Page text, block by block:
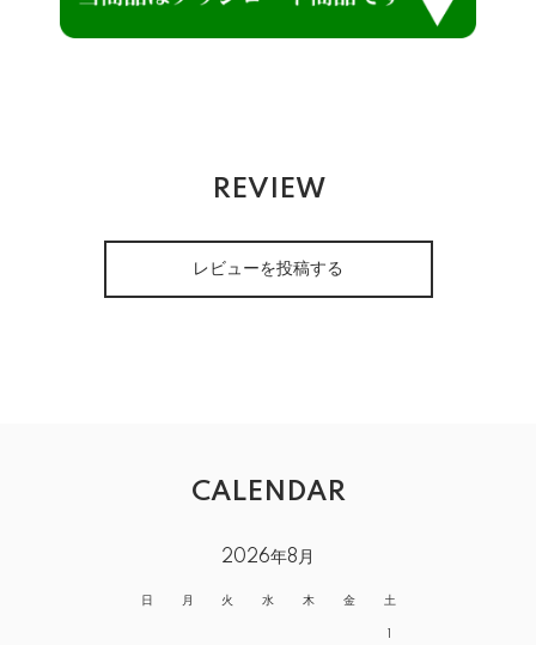
REVIEW
レビューを投稿する
CALENDAR
2026年8月
日 月 火 水 木 金 土